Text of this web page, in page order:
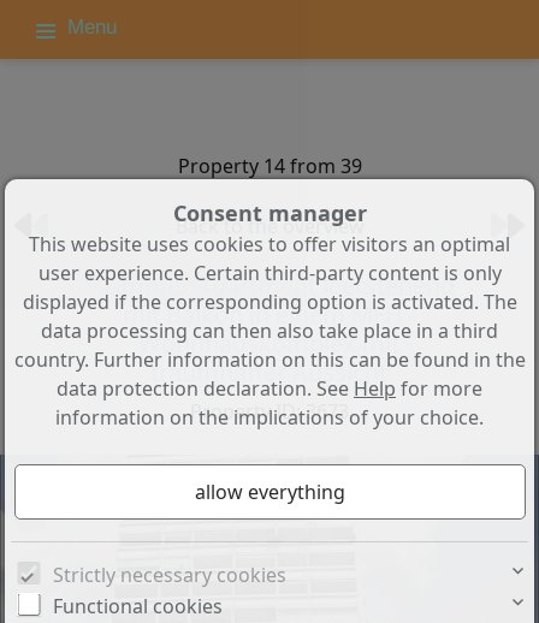
Menu
Property 14 from 39
Back to the overview
1 Zimmer Apartment leerstehend
mit Balkon in einem MFH -
Wohnhauskomplex mit
traumhafter Aussicht
Property ID: 3673
Consent manager
This website uses cookies to offer visitors an optimal
user experience. Certain third-party content is only
displayed if the corresponding option is activated. The
data processing can then also take place in a third
country. Further information on this can be found in the
data protection declaration. See Help for more
information on the implications of your choice.
Strictly necessary cookies
Functional cookies